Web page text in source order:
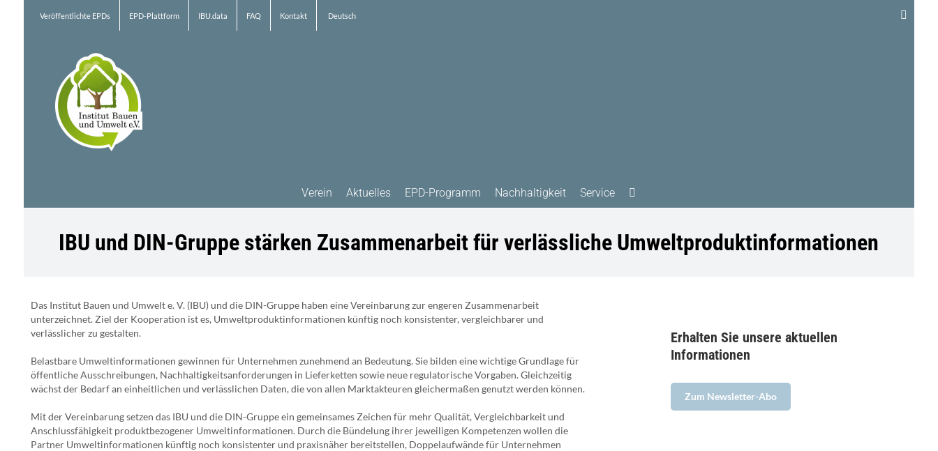
Veröffentlichte EPDs EPD-Plattform IBU.data FAQ Kontakt Deutsch
Verein Aktuelles EPD-Programm Nachhaltigkeit Service
IBU und DIN-Gruppe stärken Zusammenarbeit für verlässliche Umweltproduktinformationen
Das Institut Bauen und Umwelt e. V. (IBU) und die DIN-Gruppe haben eine Vereinbarung zur engeren Zusammenarbeit
unterzeichnet. Ziel der Kooperation ist es, Umweltproduktinformationen künftig noch konsistenter, vergleichbarer und
verlässlicher zu gestalten.
Belastbare Umweltinformationen gewinnen für Unternehmen zunehmend an Bedeutung. Sie bilden eine wichtige Grundlage für
öffentliche Ausschreibungen, Nachhaltigkeitsanforderungen in Lieferketten sowie neue regulatorische Vorgaben. Gleichzeitig
wächst der Bedarf an einheitlichen und verlässlichen Daten, die von allen Marktakteuren gleichermaßen genutzt werden können.
Mit der Vereinbarung setzen das IBU und die DIN-Gruppe ein gemeinsames Zeichen für mehr Qualität, Vergleichbarkeit und
Anschlussfähigkeit produktbezogener Umweltinformationen. Durch die Bündelung ihrer jeweiligen Kompetenzen wollen die
Partner Umweltinformationen künftig noch konsistenter und praxisnäher bereitstellen, Doppelaufwände für Unternehmen
Erhalten Sie unsere aktuellen
Informationen
Zum Newsletter-Abo